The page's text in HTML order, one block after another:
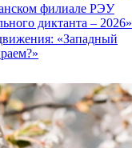
филиале РЭУ
диктанта – 2026»
«Западный